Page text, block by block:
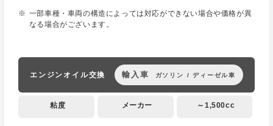
一部車種・車両の構造によっては対応ができない場合や価格が異
なる場合がございます。
エンジンオイル交換 輸入車 ガソリン / ディーゼル車
粘度 メーカー ～1,500cc